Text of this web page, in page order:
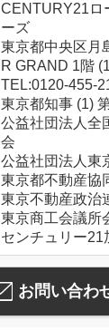
CENTURY21ロ
ーズ
東京都中央区月
R GRAND 1階
TEL:0120-455-
東京都知事 (1)
公益社団法人全
会
公益社団法人東
東京都不動産協
東京不動産政治
東京商工会議所
センチュリー21
お問い合わ